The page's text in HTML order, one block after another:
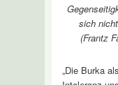
sich
(Frantz
„Die Burka